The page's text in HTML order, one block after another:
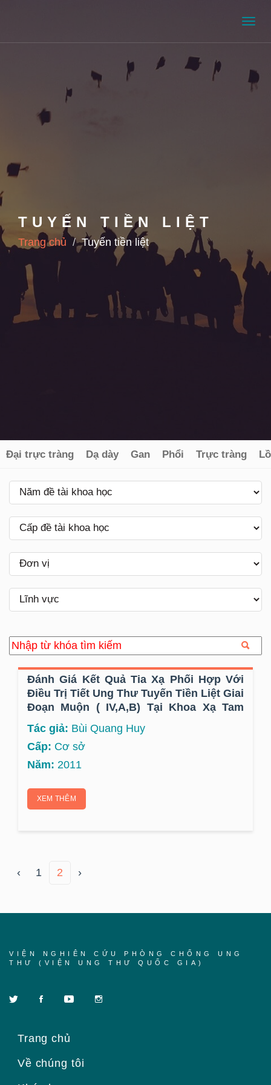
TUYẾN TIỀN LIỆT
Trang chủ Tuyến tiền liệt
Đại trực tràng Dạ dày Gan Phổi Trực tràng
Đánh Giá Kết Quả Tia Xạ Phối Hợp Với
Điều Trị Tiết Ung Thư Tuyến Tiền Liệt Giai
Đoạn Muộn ( IV,A,B) Tại Khoa Xạ Tam
Hiệp.
Tác giả: Bùi Quang Huy
Cấp: Cơ sở
Năm: 2011
XEM THÊM
‹ 1 2 ›
VIỆN NGHIÊN CỨU PHÒNG CHỐNG UNG
THƯ (VIỆN UNG THƯ QUỐC GIA)
Trang chủ
Về chúng tôi